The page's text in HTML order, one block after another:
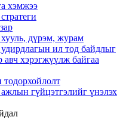
хэмжээ
дүрэм, журам
ил тод байдлыг
авч хэрэгжүүлж байгаа
гүйцэтгэлийг үнэлэх